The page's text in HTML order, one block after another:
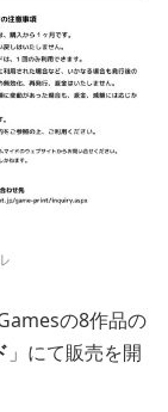
の8作品の
」にて販売を開